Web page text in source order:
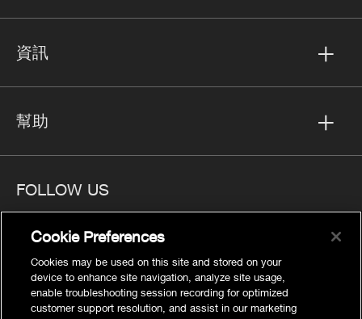
資訊
幫助
FOLLOW US
隱私
Cookies Settings
Cookie Preferences
Cookies may be used on this site and stored on your
device to enhance site navigation, analyze site usage,
enable troubleshooting session recording for optimized
customer support resolution, and assist in our marketing